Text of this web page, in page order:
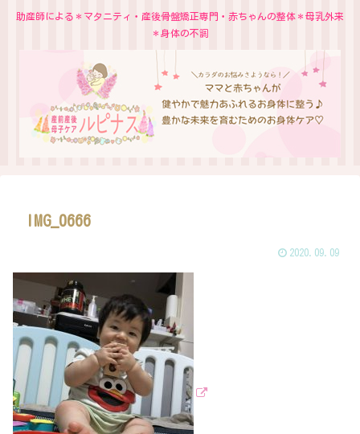
助産師による＊マタニティ・産後骨盤矯正専門・赤ちゃんの整体＊母乳外来
＊身体の不調
IMG_0666
2020.09.09